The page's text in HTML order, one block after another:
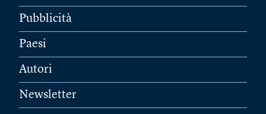
Pubblicità
Paesi
Autori
Newsletter